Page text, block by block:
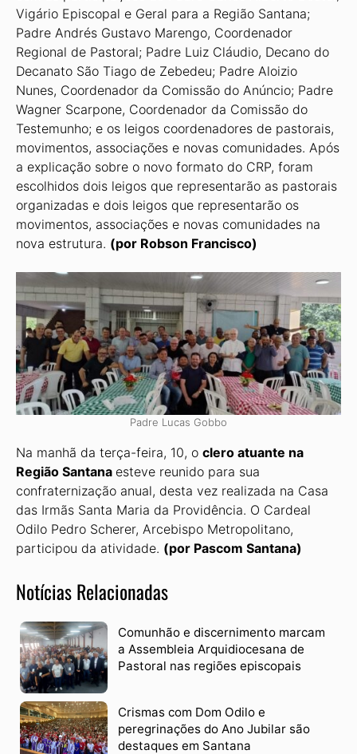
Vigário Episcopal e Geral para a Região Santana;
Padre Andrés Gustavo Marengo, Coordenador
Regional de Pastoral; Padre Luiz Cláudio, Decano do
Decanato São Tiago de Zebedeu; Padre Aloizio
Nunes, Coordenador da Comissão do Anúncio; Padre
Wagner Scarpone, Coordenador da Comissão do
Testemunho; e os leigos coordenadores de pastorais,
movimentos, asso­ciações e novas comunidades. Após
a explicação sobre o novo formato do CRP, foram
escolhidos dois leigos que representarão as pastorais
organizadas e dois leigos que re­presentarão os
movimentos, associações e novas comunidades na
nova estrutura. (por Robson Francisco)
Padre Lucas Gobbo
Na manhã da terça-feira, 10, o clero atuante na
Região Santana esteve reunido para sua
confraternização anual, desta vez realizada na Casa
das Irmãs Santa Maria da Providência. O Cardeal
Odilo Pedro Scherer, Arcebispo Metropolitano,
participou da atividade. (por Pascom Santana)
Notícias Relacionadas
Comunhão e discernimento marcam
a Assembleia Arquidiocesana de
Pastoral nas regiões episcopais
Crismas com Dom Odilo e
peregrinações do Ano Jubilar são
destaques em Santana